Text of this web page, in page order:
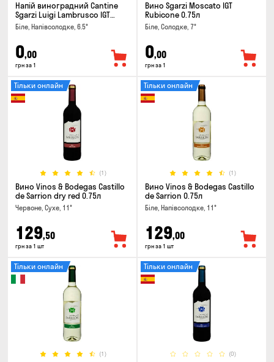
Напій виноградний Cantine
Sgarzi Luigi Lambrusco IGT
Emilia Bianca Frizziante 0.75л
Біле, Напівсолодке, 6.5°
0,00
грн за 1
Вино Sgarzi Moscato IGT
Rubicone 0.75л
Біле, Солодке, 7°
0,00
грн за 1
(1)
Тільки онлайн
Вино Vinos & Bodegas Castillo
de Sarrion dry red 0.75л
Червоне, Сухе, 11°
129,50
грн за 1 шт
(1)
Тільки онлайн
Вино Vinos & Bodegas Castillo
de Sarrion 0.75л
Біле, Напівсолодке, 11°
129,00
грн за 1 шт
(1)
Тільки онлайн
(0)
Тільки онлайн